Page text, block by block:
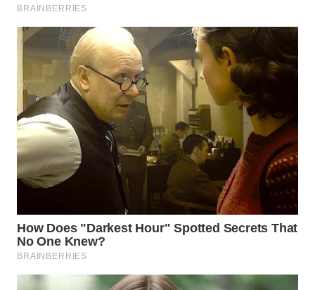
PADANG
WN
SUMEDANG
WN
CIANJUR
WN
KEPULAUAN
SERIBU
WN
TANGERANG